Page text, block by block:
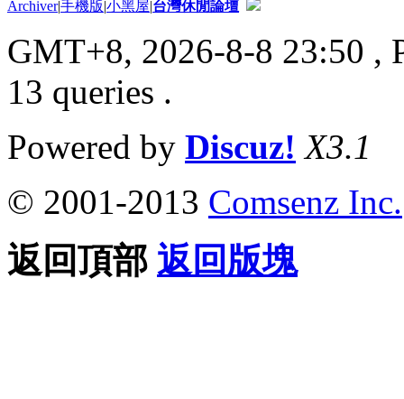
Archiver|手機版|小黑屋|台灣休閒論壇
GMT+8, 2026-8-8 23:50 ,
13 queries .
Powered by Discuz! X3.1
© 2001-2013 Comsenz Inc.
返回頂部 返回版塊